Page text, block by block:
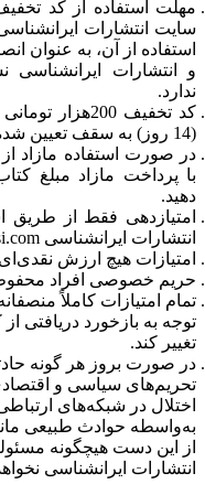
استفاده از آن، به عنوان
و انتشارات
ندارد.
کد تخفیف
(14 روز) به سقف تعیین شده در دفعات مختلف استفاده شود.
با پرداخت مازاد مبلغ
دهید.
امتیازدهی فقط از طریق
انتشارات ایرانشناسی www.iran-shenasi.com امکانپذیر است.
امتیازات هیچ ارزش نقدی‌ای
حریم خصوصی افراد
تمام امتیازات کاملاً
توجه به بازخورد دریافتی
تغییر کند.
در صورت بروز هر گونه
تحریم‌های سیاسی و
اختلال در شبکه‌های
به‌واسطه حوادث طبیعی
از این دست هیچگونه
انتشارات ایرانشناسی